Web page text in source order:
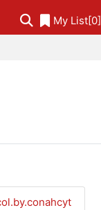
My List[0]